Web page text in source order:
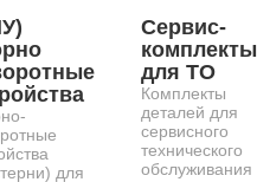
для
Сервис-
комплекты
для ТО
Комплекты
деталей для
сервисного
технического
обслуживания